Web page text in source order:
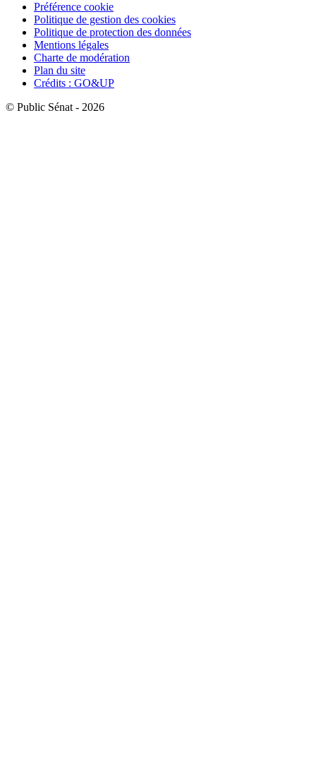
Préférence cookie
Politique de gestion des cookies
Politique de protection des données
Mentions légales
Charte de modération
Plan du site
Crédits : GO&UP
© Public Sénat - 2026